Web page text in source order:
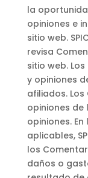
la
opiniones e
sitio web.
revisa
sitio web.
y opiniones
afiliados.
opiniones de
opiniones.
aplicables,
los
daños o